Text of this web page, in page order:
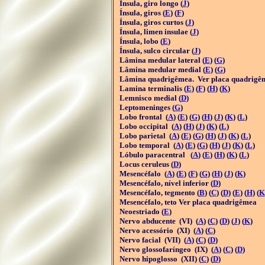
Ínsula, giro longo (J)
Ínsula, giros (E) (F)
Ínsula, giros curtos (J)
Ínsula, limen insulae (J)
Ínsula, lobo (E)
Ínsula, sulco circular (J)
Lâmina medular lateral (E) (G)
Lâmina medular medial (E) (G)
Lâmina quadrigêmea. Ver placa
Lamina terminalis (E) (F) (H) (K)
Lemnisco medial (D)
Leptomeninges (G)
Lobo frontal (A) (E) (G) (H) (J) (K) (L)
Lobo occipital (A) (H) (J) (K) (L)
Lobo parietal (A) (E) (G) (H) (J) (K) (L)
Lobo temporal (A) (E) (G) (H) (J) (K) (L)
Lóbulo paracentral (A) (E) (H) (K) (L)
Locus ceruleus (D)
Mesencéfalo (A) (E) (F) (G) (H) (J) (K)
Mesencéfalo, nível inferior (D)
Mesencéfalo, tegmento (B) (C) (D) (E) (H) (K
Mesencéfalo, teto Ver placa quadrigêmea
Neoestriado (E)
Nervo abducente (VI) (A) (C) (D) (J) (K)
Nervo acessório (XI) (A) (C)
Nervo facial (VII) (A) (C) (D)
Nervo glossofaríngeo (IX) (A) (C) (D)
Nervo hipoglosso (XII) (C) (D)